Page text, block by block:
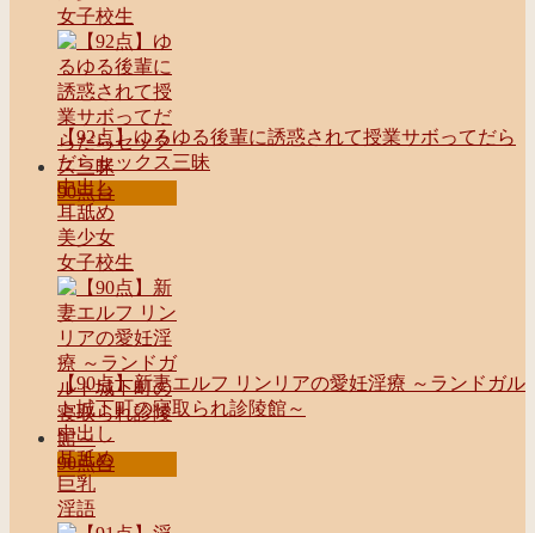
女子校生
90点台
【92点】ゆるゆる後輩に誘惑されて授業サボってだら
だらセックス三昧
中出し
耳舐め
美少女
女子校生
90点台
【90点】新妻エルフ リンリアの愛妊淫療 ～ランドガル
ト城下町の寝取られ診陵館～
中出し
耳舐め
巨乳
淫語